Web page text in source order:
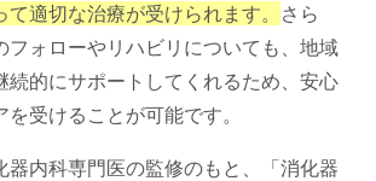
適切な治療が受けられます。 さら
フォローやリハビリについても、地域
続的にサポートしてくれるため、安心
受けることが可能です。
器内科専門医の監修のもと、「消化器